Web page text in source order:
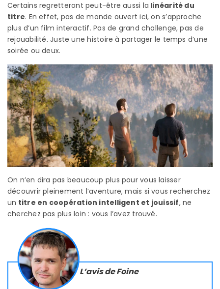
Certains regretteront peut-être aussi la linéarité du
titre. En effet, pas de monde ouvert ici, on s’approche
plus d’un film interactif. Pas de grand challenge, pas de
rejouabilité. Juste une histoire à partager le temps d’une
soirée ou deux.
On n’en dira pas beaucoup plus pour vous laisser
découvrir pleinement l’aventure, mais si vous recherchez
un titre en coopération intelligent et jouissif, ne
cherchez pas plus loin : vous l’avez trouvé.
L’avis de Foine